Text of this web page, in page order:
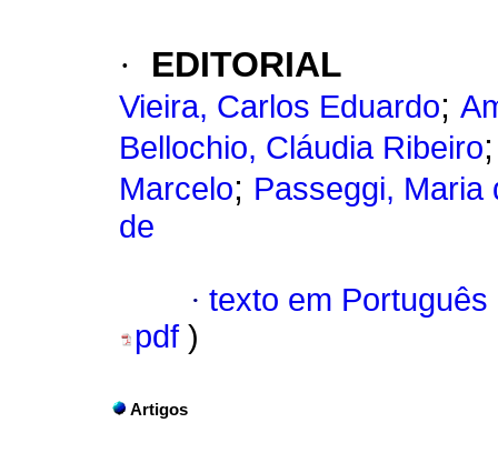
· EDITORIAL
Vieira, Carlos Eduardo;
Bellochio, Cláudia Ribeiro
Marcelo; Passeggi, Maria
de
· texto em Português
pdf )
Artigos